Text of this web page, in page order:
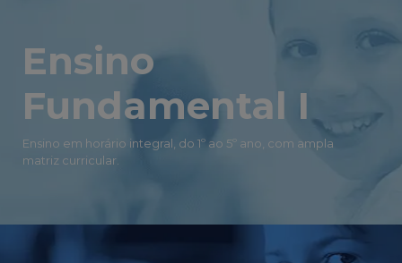
Ensino
Fundamental I
Ensino em horário integral, do 1º ao 5º ano, com ampla
matriz curricular.